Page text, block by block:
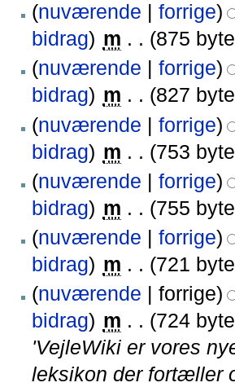
(nuværende |forrige)
bidrag) m . . (875
(nuværende |forrige)
bidrag) m . . (827
(nuværende |forrige)
bidrag) m . . (753
(nuværende |forrige)
bidrag) m . . (755
(nuværende |forrige)
bidrag) m . . (721
(nuværende | forrige)
bidrag) m . . (724
'VejleWiki er vores
leksikon der fortæller